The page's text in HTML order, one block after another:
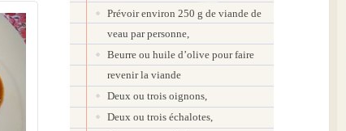
Prévoir environ 250 g de viande de
veau par personne,
Beurre ou huile d’olive pour faire
revenir la viande
Deux ou trois oignons,
Deux ou trois échalotes,